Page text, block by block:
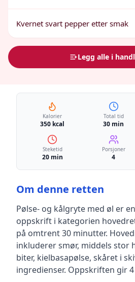
Kvernet svart pepper etter smak
Legg alle i
Kalorier
350 kcal
Total tid
30 min
Steketid
20 min
Porsjoner
4
Om denne retten
Pølse- og kålgryte med øl er en
oppskrift i kategorien
på omtrent 30 minutter.
inkluderersmør, middels stor
biter, kielbasapølse, skåret i
ingredienser. Oppskriften gir4